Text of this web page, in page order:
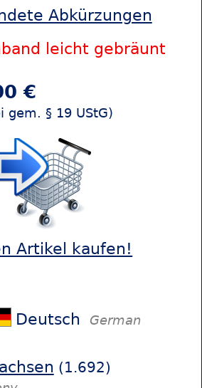
Abkürzungen
leicht gebräunt
€
gem. § 19 UStG)
Artikel kaufen!
Deutsch German
(1.692)